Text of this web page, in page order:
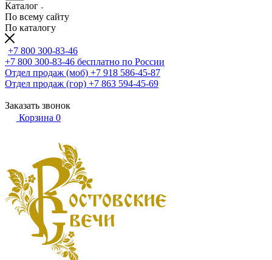
Каталог
По всему сайту
По каталогу
+7 800 300-83-46
+7 800 300-83-46 бесплатно по России
Отдел продаж (моб) +7 918 586-45-87
Отдел продаж (гор) +7 863 594-45-69
Заказать звонок
Корзина 0